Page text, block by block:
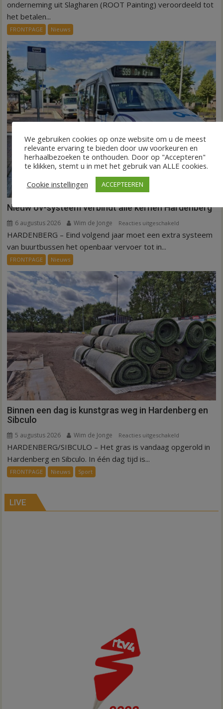
75.000
werknemers
onderneming uit Slagharen (ROOT Painting) veroordeeld tot
het betalen...
FRONTPAGE Nieuws
Nieuw ov-systeem verbindt alle kernen Hardenberg
6 augustus 2026 Wim de Jonge Reacties uitgeschakeld
Nieuw
alle
kernen
Hardenberg
HARDENBERG – Eind volgend jaar moet een extra systeem
van buurtbussen het openbaar vervoer tot in...
FRONTPAGE Nieuws
Binnen een dag is kunstgras weg in Hardenberg en
Sibculo
5 augustus 2026 Wim de Jonge Reacties uitgeschakeld
Binnen
in
HARDENBERG/SIBCULO – Het gras is vandaag opgerold in
Hardenberg en Sibculo. In één dag tijd is...
FRONTPAGE Nieuws Sport
LIVE
We gebruiken cookies op onze website om u de meest
relevante ervaring te bieden door uw voorkeuren en
herhaalbezoeken te onthouden. Door op "Accepteren"
te klikken, stemt u in met het gebruik van ALLE cookies.
Cookie instellingen
ACCEPTEEREN